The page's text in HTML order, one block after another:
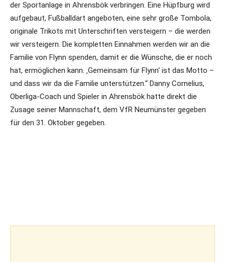
der Sportanlage in Ahrensbök verbringen. Eine Hüpfburg wird
aufgebaut, Fußballdart angeboten, eine sehr große Tombola,
originale Trikots mit Unterschriften versteigern – die werden
wir versteigern. Die kompletten Einnahmen werden wir an die
Familie von Flynn spenden, damit er die Wünsche, die er noch
hat, ermöglichen kann. ‚Gemeinsam für Flynn‘ ist das Motto –
und dass wir da die Familie unterstützen.“ Danny Cornelius,
Oberliga-Coach und Spieler in Ahrensbök hatte direkt die
Zusage seiner Mannschaft, dem VfR Neumünster gegeben
für den 31. Oktober gegeben.